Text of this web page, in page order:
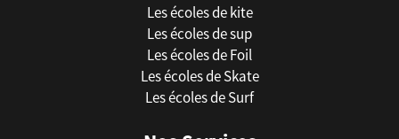
Les écoles de kite
Les écoles de sup
Les écoles de Foil
Les écoles de Skate
Les écoles de Surf